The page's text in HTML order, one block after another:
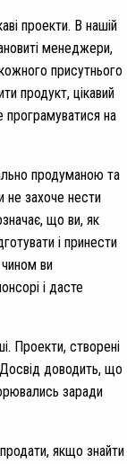
проекти. В нашій
менеджери,
присутнього
продукт, цікавий
програмуватися на
продуманою та
захоче нести
що ви, як
і принести
ви
і дасте
Проекти, створені
доводить, що
заради
якщо знайти